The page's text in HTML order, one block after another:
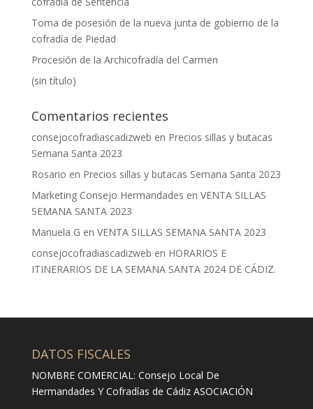
Toma de posesión de la nueva junta de gobierno de la
cofradía de Piedad
Procesión de la Archicofradía del Carmen
(sin título)
Comentarios recientes
consejocofradiascadizweb en Precios sillas y butacas
Semana Santa 2023
Rosario en Precios sillas y butacas Semana Santa 2023
Marketing Consejo Hermandades en VENTA SILLAS
SEMANA SANTA 2023
Manuela G en VENTA SILLAS SEMANA SANTA 2023
consejocofradiascadizweb en HORARIOS E
ITINERARIOS DE LA SEMANA SANTA 2024 DE CÁDIZ.
DATOS FISCALES
NOMBRE COMERCIAL: Consejo Local De
Hermandades Y Cofradías de Cádiz ASOCIACIÓN